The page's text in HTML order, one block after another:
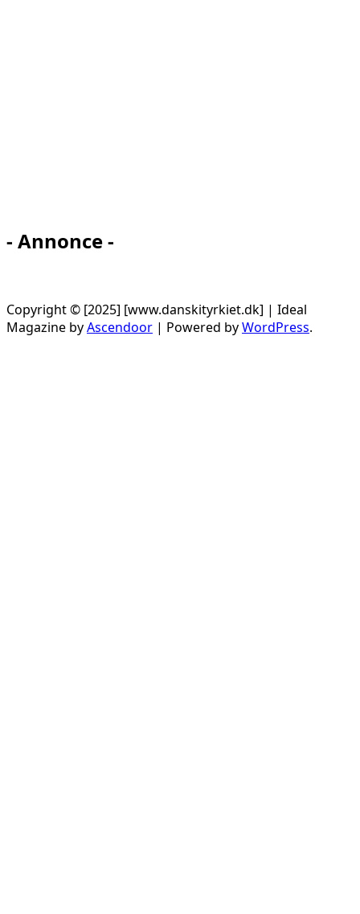
- Annonce -
Copyright © [2025] [www.danskityrkiet.dk] | Ideal
Magazine byAscendoor | Powered byWordPress.